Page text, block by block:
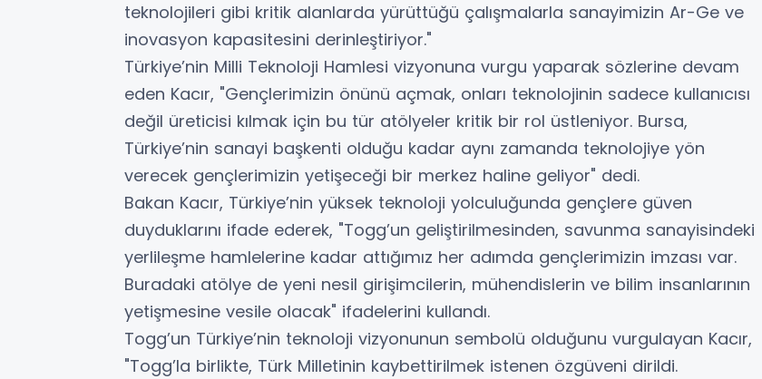
teknolojileri gibi kritik alanlarda yürüttüğü çalışmalarla sanayimizin Ar-Ge ve
inovasyon kapasitesini derinleştiriyor."
Türkiye’nin Milli Teknoloji Hamlesi vizyonuna vurgu yaparak sözlerine devam
eden Kacır, "Gençlerimizin önünü açmak, onları teknolojinin sadece kullanıcısı
değil üreticisi kılmak için bu tür atölyeler kritik bir rol üstleniyor. Bursa,
Türkiye’nin sanayi başkenti olduğu kadar aynı zamanda teknolojiye yön
verecek gençlerimizin yetişeceği bir merkez haline geliyor" dedi.
Bakan Kacır, Türkiye’nin yüksek teknoloji yolculuğunda gençlere güven
duyduklarını ifade ederek, "Togg’un geliştirilmesinden, savunma sanayisindeki
yerlileşme hamlelerine kadar attığımız her adımda gençlerimizin imzası var.
Buradaki atölye de yeni nesil girişimcilerin, mühendislerin ve bilim insanlarının
yetişmesine vesile olacak" ifadelerini kullandı.
Togg’un Türkiye’nin teknoloji vizyonunun sembolü olduğunu vurgulayan Kacır,
"Togg’la birlikte, Türk Milletinin kaybettirilmek istenen özgüveni dirildi.